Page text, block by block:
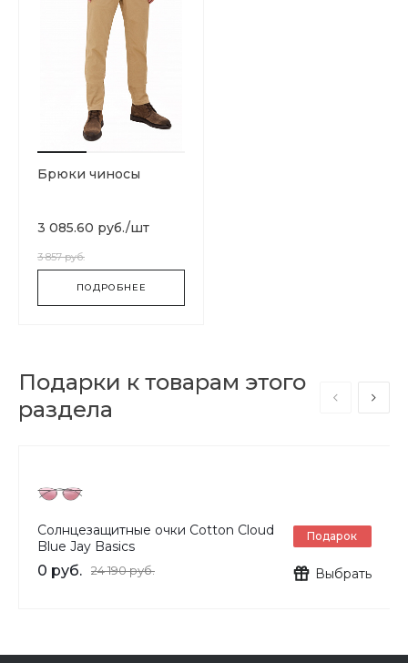
Брюки чиносы
3 085.60 руб./шт
3 857 руб.
ПОДРОБНЕЕ
Подарки к товарам этого
раздела
Солнцезащитные очки Cotton Cloud
Blue Jay Basics
0 руб. 24 190 руб.
Подарок
Выбрать